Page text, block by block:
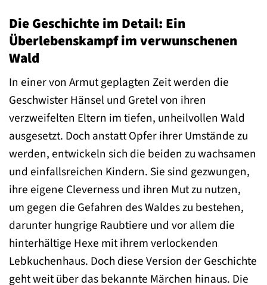
Die Geschichte im Detail: Ein
Überlebenskampf im verwunschenen
Wald
In einer von Armut geplagten Zeit werden die
Geschwister Hänsel und Gretel von ihren
verzweifelten Eltern im tiefen, unheilvollen Wald
ausgesetzt. Doch anstatt Opfer ihrer Umstände zu
werden, entwickeln sich die beiden zu wachsamen
und einfallsreichen Kindern. Sie sind gezwungen,
ihre eigene Cleverness und ihren Mut zu nutzen,
um gegen die Gefahren des Waldes zu bestehen,
darunter hungrige Raubtiere und vor allem die
hinterhältige Hexe mit ihrem verlockenden
Lebkuchenhaus. Doch diese Version der Geschichte
geht weit über das bekannte Märchen hinaus. Die